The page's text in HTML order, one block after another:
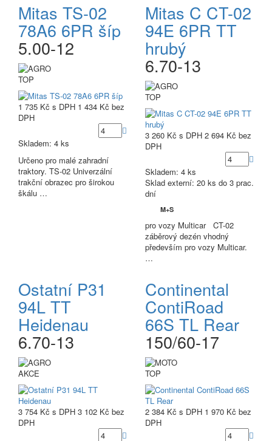
Mitas TS-02
78A6 6PR šíp
5.00-12
TOP
1 735 Kč s DPH 1 434 Kč bez
DPH
Skladem: 4 ks
Určeno pro malé zahradní
traktory. TS-02 Univerzální
trakční obrazec pro širokou
škálu …
Mitas C CT-02
94E 6PR TT
hrubý
6.70-13
TOP
3 260 Kč s DPH 2 694 Kč bez
DPH
Skladem: 4 ks
Sklad externí: 20 ks do 3 prac.
dní
M+S
pro vozy Multicar CT-02
záběrový dezén vhodný
především pro vozy Multicar.
…
Ostatní P31
94L TT
Heidenau
6.70-13
AKCE
3 754 Kč s DPH 3 102 Kč bez
DPH
Continental
ContiRoad
66S TL Rear
150/60-17
TOP
2 384 Kč s DPH 1 970 Kč bez
DPH